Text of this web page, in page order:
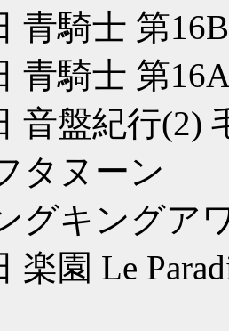
青騎士 第
青騎士 第
音盤紀行(2)
タヌーン
グキングア
楽園 Le